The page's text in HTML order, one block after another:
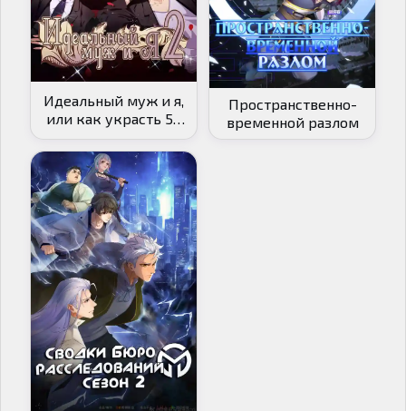
Идеальный муж и я,
или как украсть 55
поцелуев [ТВ-2]
Пространственно-
временной разлом